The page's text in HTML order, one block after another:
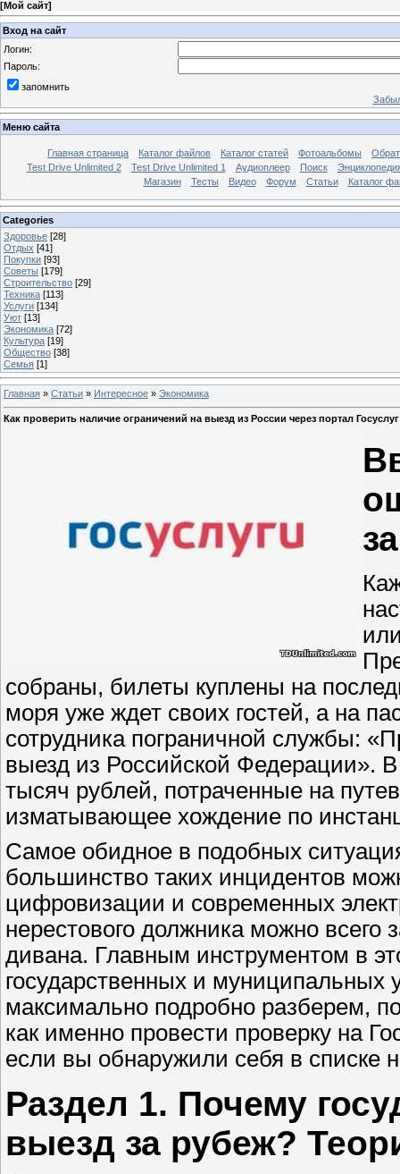
[Мой сайт]
Вход на сайт
Логин:
Пароль:
запомнить
Меню сайта
Главная страница Каталог файлов Каталог статей Фотоальбомы
Test Drive Unlimited 2
Test Drive Unlimited 1 Аудиоплеер Поиск
Магазин
Тесты Видео Форум Статьи Каталог
Categories
Здоровье [28]
Отдых [41]
Покупки [93]
Советы [179]
Строительство [29]
Техника [113]
Услуги [134]
Уют [13]
Экономика [72]
Культура [19]
Общество [38]
Семья [1]
Главная » Статьи » Интересное » Экономика
Как проверить наличие ограничений на выезд из России через портал
собраны, билеты куплены на
моря уже ждет своих гостей, а на
сотрудника пограничной службы:
выезд из Российской Федерации».
тысяч рублей, потраченные на
изматывающее хождение по
Самое обидное в подобных
большинство таких инцидентов
цифровизации и современных
нерестового должника можно всего
дивана. Главным инструментом в
государственных и муниципальных
максимально подробно разберем,
как именно провести проверку на
если вы обнаружили себя в списке
Раздел 1. Почему
выезд за рубеж?